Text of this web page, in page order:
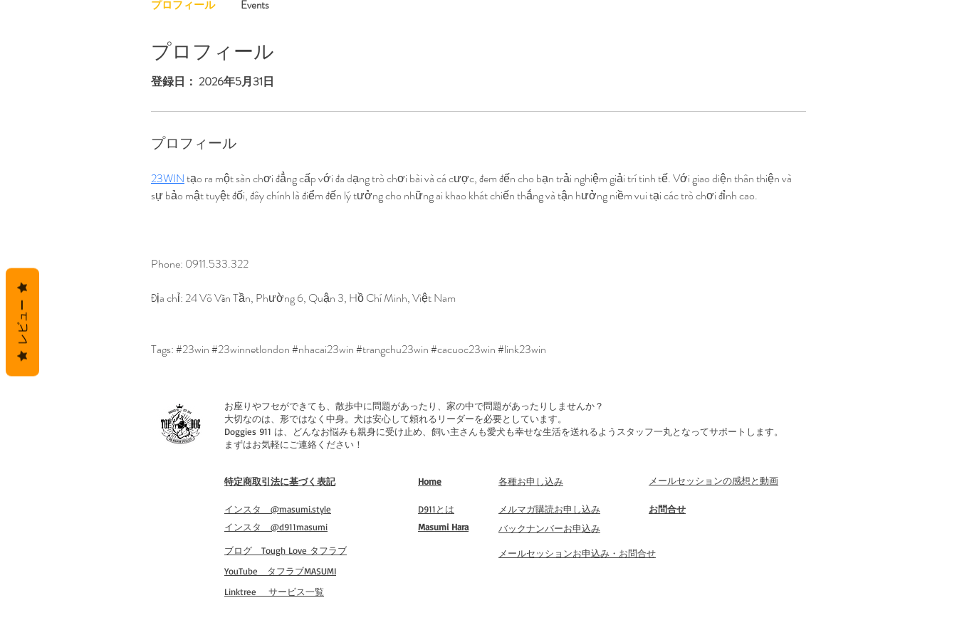
プロフィール
登録日： 2026年5月31日
プロフィール
23WIN tạo ra một sàn chơi đẳng cấp với đa dạng trò chơi bài và cá cược, đem đến cho bạn trải nghiệm giải trí tinh tế. Với giao diện thân thiện và
sự bảo mật tuyệt đối, đây chính là điểm đến lý tưởng cho những ai khao khát chiến thắng và tận hưởng niềm vui tại các trò chơi đỉnh cao.
Phone: 0911.533.322
Địa chỉ: 24 Võ Văn Tần, Phường 6, Quận 3, Hồ Chí Minh, Việt Nam
Tags: #23win #23winnetlondon #nhacai23win #trangchu23win #cacuoc23win #link23win
プロフィール Events
お座りやフセができても、散歩中に問題があったり、家の中で問題があったりしませんか？
大切なのは、形ではなく中身。犬は安心して頼れるリーダーを必要としています。
Doggies 911 は、どんなお悩みも親身に受け止め、飼い主さんも愛犬も幸せな生活を送れるようスタッフ一丸となってサポートします。
まずはお気軽にご連絡ください！
特定商取引法に基づく表記 Home
​D911とは
​インスタ @masumi.style
​インスタ @d911masumi
​Masumi Hara
​ブログ Tough Love タフラブ
​各種お申し込み
​メルマガ購読お申し込み
​メールセッションの感想と動画
​お問合せ
​バックナンバーお申込み
​メールセッションお申込み・お問合せ
​YouTube タフラブMASUMI
​Linktree サービス一覧
レビュー